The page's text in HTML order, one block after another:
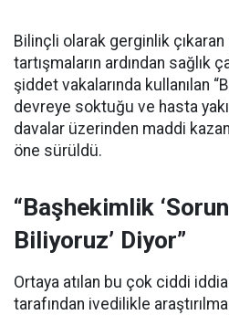
Bilinçli olarak gerginlik
tartışmaların ardından sağlık
şiddet vakalarında kullanılan
devreye soktuğu ve hasta
davalar üzerinden maddi
öne sürüldü.
“Başhekimlik
Biliyoruz’ Diyor”
Ortaya atılan bu çok ciddi
tarafından ivedilikle